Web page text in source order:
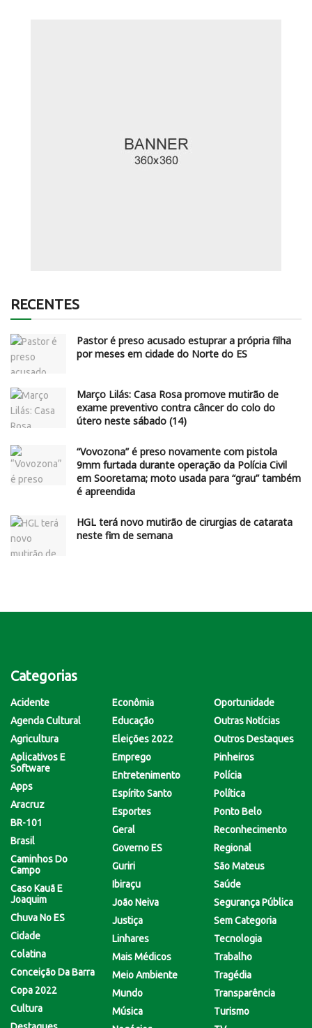
RECENTES
Pastor é preso acusado estuprar a própria filha
por meses em cidade do Norte do ES
Março Lilás: Casa Rosa promove mutirão de
exame preventivo contra câncer do colo do
útero neste sábado (14)
“Vovozona” é preso novamente com pistola
9mm furtada durante operação da Polícia Civil
em Sooretama; moto usada para “grau” também
é apreendida
HGL terá novo mutirão de cirurgias de catarata
neste fim de semana
Categorias
Acidente
Agenda Cultural
Agricultura
Aplicativos E
Software
Apps
Aracruz
BR-101
Brasil
Caminhos Do
Campo
Caso Kauã E
Joaquim
Chuva No ES
Cidade
Colatina
Conceição Da Barra
Copa 2022
Cultura
Econômia
Educação
Eleições 2022
Emprego
Entretenimento
Espírito Santo
Esportes
Geral
Governo ES
Guriri
Ibiraçu
João Neiva
Justiça
Linhares
Mais Médicos
Meio Ambiente
Mundo
Música
Oportunidade
Outras Notícias
Outros Destaques
Pinheiros
Polícia
Política
Ponto Belo
Reconhecimento
Regional
São Mateus
Saúde
Segurança Pública
Sem Categoria
Tecnologia
Trabalho
Tragédia
Transparência
Turismo